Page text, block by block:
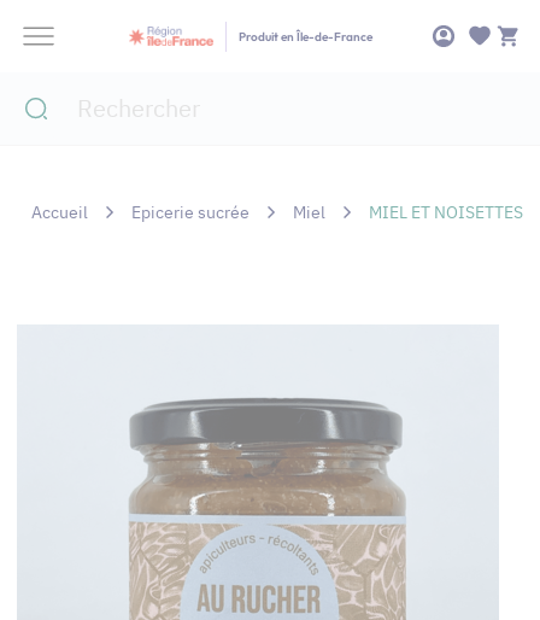
Produit en Île-de-France
Accueil Epicerie sucrée Miel MIEL ET NOISETTES